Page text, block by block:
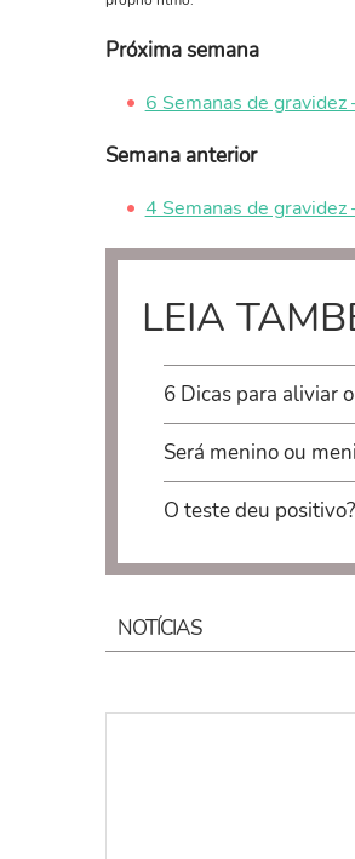
Próxima semana
6 Semanas de
Semana anterior
4 Semanas de
LEIA
6 Dicas para aliviar
Será menino ou
O teste deu
NOTÍCIAS